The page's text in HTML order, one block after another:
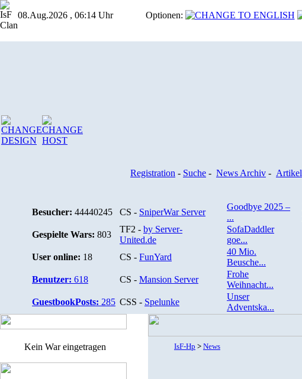
08.Aug.2026 , 06:14 Uhr Optionen:
Registration - Suche - News Archiv - Artikel
Besucher: 44440245 CS - SniperWar Server
Goodbye 2025 –
...
Gespielte Wars: 803
TF2 - by Server-
United.de
SofaDaddler
goe...
User online: 18 CS - FunYard
40 Mio.
Beusche...
Benutzer: 618 CS - Mansion Server
Frohe
Weihnacht...
GuestbookPosts: 285 CSS - Spelunke
Unser
Adventska...
Kein War eingetragen IsF-Hp > News